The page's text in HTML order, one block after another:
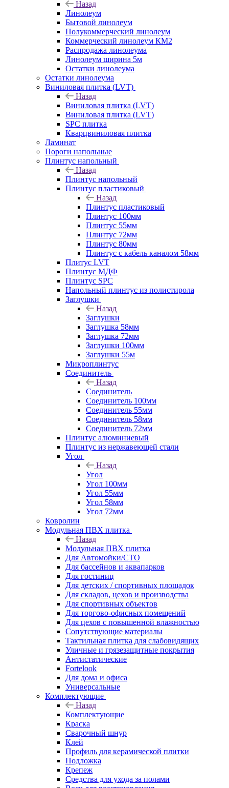
Назад
Линолеум
Бытовой линолеум
Полукоммерческий линолеум
Коммерческий линолеум КМ2
Распродажа линолеума
Линолеум ширина 5м
Остатки линолеума
Остатки линолеума
Виниловая плитка (LVT)
Назад
Виниловая плитка (LVT)
Виниловая плитка (LVT)
SPC плитка
Кварцвиниловая плитка
Ламинат
Пороги напольные
Плинтус напольный
Назад
Плинтус напольный
Плинтус пластиковый
Назад
Плинтус пластиковый
Плинтус 100мм
Плинтус 55мм
Плинтус 72мм
Плинтус 80мм
Плинтус с кабель каналом 58мм
Плитус LVT
Плинтус МДФ
Плинтус SPC
Напольный плинтус из полистирола
Заглушки
Назад
Заглушки
Заглушка 58мм
Заглушка 72мм
Заглушки 100мм
Заглушки 55м
Микроплинтус
Соединитель
Назад
Соединитель
Соединитель 100мм
Соединитель 55мм
Соединитель 58мм
Соединитель 72мм
Плинтус алюминиевый
Плинтус из нержавеющей стали
Угол
Назад
Угол
Угол 100мм
Угол 55мм
Угол 58мм
Угол 72мм
Ковролин
Модульная ПВХ плитка
Назад
Модульная ПВХ плитка
Для Автомойки/СТО
Для бассейнов и аквапарков
Для гостиниц
Для детских / спортивных площадок
Для складов, цехов и производства
Для спортивных объектов
Для торгово-офисных помещений
Для цехов с повышенной влажностью
Сопутствующие материалы
Тактильная плитка для слабовидящих
Уличные и грязезащитные покрытия
Антистатические
Fortelook
Для дома и офиса
Универсальные
Комплектующие
Назад
Комплектующие
Краска
Сварочный шнур
Клей
Профиль для керамической плитки
Подложка
Крепеж
Средства для ухода за полами